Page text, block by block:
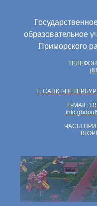
образовательное
Приморского
Г. САНКТ-
E-MAIL:
ЧАСЫ